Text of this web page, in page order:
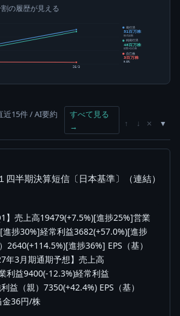
の履歴が見える
26/3
発行済
51百万株
株式総数
純発行済
48百万株
総数-自己株
自己株
3百万株
5.63%
近15件 / AI要約
すべて見る
→
↑ ↓ ×
半期決算短信〔日本基準〕（連結）
】売上高19479(+7.5%)[進捗25%]営業
捗30%]経常利益3682(+57.0%)[進捗
2640(+114.5%)[進捗36%] EPS（基）
年3月期通期予想】売上高
利益9400(-12.3%)経常利益
益（親）7350(+42.4%) EPS（基）
金36円/株